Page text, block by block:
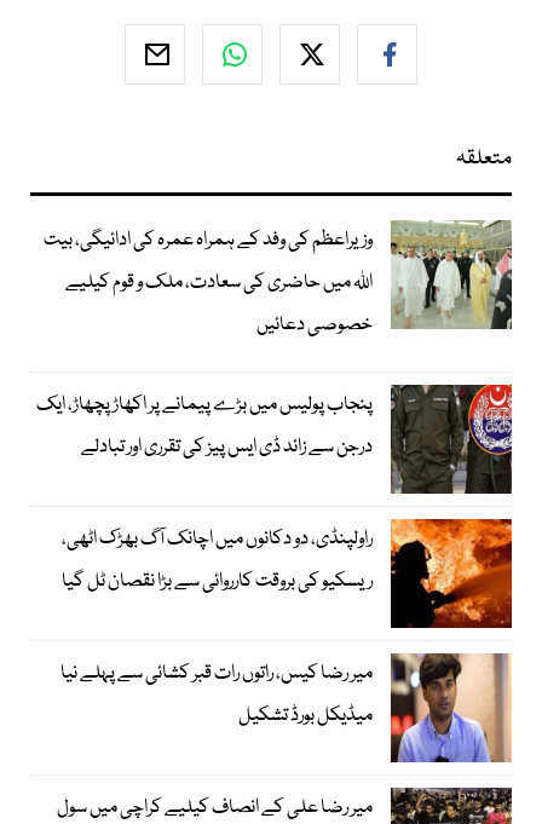
متعلقہ
وزیراعظم کی وفد کے ہمراہ عمرہ کی ادائیگی، بیت
اللہ میں حاضری کی سعادت، ملک و قوم کیلیے
خصوصی دعائیں
پنجاب پولیس میں بڑے پیمانے پر اکھاڑ پچھاڑ، ایک
درجن سے زائد ڈی ایس پیز کی تقرری اور تبادلے
راولپنڈی، دو دکانوں میں اچانک آگ بھڑک اٹھی،
ریسکیو کی بروقت کارروائی سے بڑا نقصان ٹل گیا
میر رضا کیس، راتوں رات قبر کشائی سے پہلے نیا
میڈیکل بورڈ تشکیل
میر رضا علی کے انصاف کیلیے کراچی میں سول